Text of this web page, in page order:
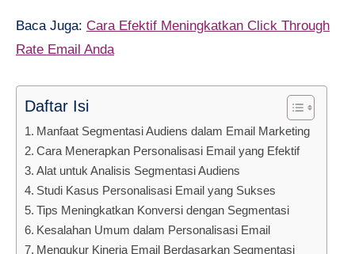
Baca Juga: Cara Efektif Meningkatkan Click Through
Rate Email Anda
Daftar Isi
Manfaat Segmentasi Audiens dalam Email Marketing
Cara Menerapkan Personalisasi Email yang Efektif
Alat untuk Analisis Segmentasi Audiens
Studi Kasus Personalisasi Email yang Sukses
Tips Meningkatkan Konversi dengan Segmentasi
Kesalahan Umum dalam Personalisasi Email
Mengukur Kinerja Email Berdasarkan Segmentasi